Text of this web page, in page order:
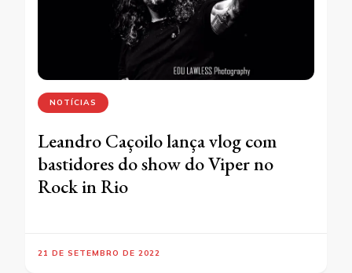
NOTÍCIAS
Leandro Caçoilo lança vlog com
bastidores do show do Viper no
Rock in Rio
21 DE SETEMBRO DE 2022